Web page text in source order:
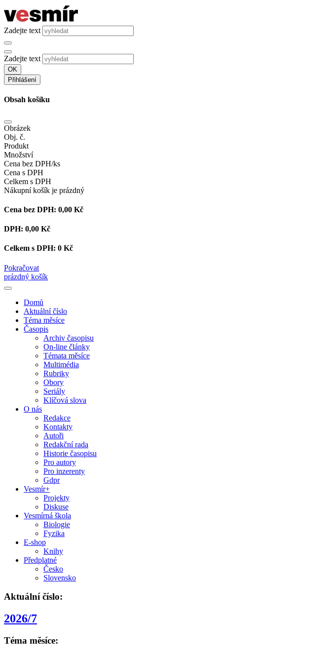
Zadejte text
Zadejte text
OK
Přihlášení
Obsah košíku
Obrázek
Obj. č.
Produkt
Množství
Cena bez DPH/ks
Cena s DPH
Celkem s DPH
Nákupní košík je prázdný
Cena bez DPH: 0,00 Kč
DPH: 0,00 Kč
Celkem s DPH: 0 Kč
Pokračovat
prázdný košík
Domů
Aktuální číslo
Téma měsíce
Časopis
Archiv časopisu
On-line články
Témata měsíce
Multimédia
Rubriky
Obory
Seriály
Klíčová slova
O nás
Redakce
Kontakty
Autoři
Redakční rada
Historie časopisu
Pro autory
Pro inzerenty
Gdpr
Vesmír+
Projekty
Diskuse
Vesmírná škola
Biologie
Fyzika
E-shop
Knihy
Předplatné
Česko
Slovensko
Aktuální číslo:
2026/7
Téma měsíce: